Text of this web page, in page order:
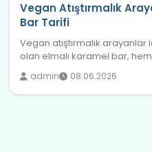
Vegan Atıştırmalık
Bar Tarifi
Vegan atıştırmalık
olan elmalı karamel bar, hem
admin 08.06.2026